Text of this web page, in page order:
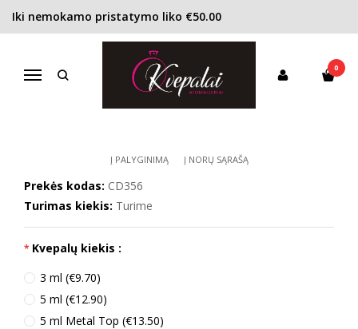
Iki nemokamo pristatymo liko €50.00
Navigacija
0
Pagrindinis KONCENTRACIJA
Kvapusis vanduo (EDP)
Dior Joy by Dior Intense EDP moterims
DIOR JOY BY DIOR INTENSE EDP
Į PALYGINIMĄ Į NORŲ SĄRAŠĄ
Prekės kodas: CD356
Turimas kiekis: Turime
Kvepalų kiekis :
3 ml (€9.70)
5 ml (€12.90)
5 ml Metal Top (€13.50)